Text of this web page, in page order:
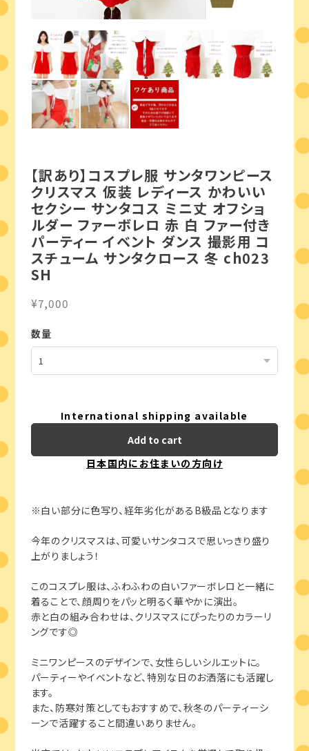
【訳あり】コスプレ服 サンタワンピース
クリスマス 仮装 レディース かわいい
セクシー サンタコス ミニ丈 オフショ
ルダー ファーボレロ 赤 白 ファー付き
パーティー イベント ダンス 撮影用 コ
スチューム サンタクロース 冬 ch023
SH
¥7,000
数量
International shipping available
Add to cart
日本国内にお住まいの方向け
※白い部分に色写り、経年劣化があるB級品となります
今年のクリスマスは、可愛いサンタコスで思いっきり盛り
上がりましょう！
このコスプレ服は、ふわふわの白いファーボレロと一緒に
着ることで、顔周りをパッと明るく華やかに演出。
赤と白の組み合わせは、クリスマスにぴったりのカラーリ
ングです◎
ミニワンピースのデザインで、女性らしいシルエットに。
パーティーやイベントなど、特別な日のお洒落にも活躍し
ます。
また、防寒対策としてもおすすめで、秋冬のパーティーシ
ーンで活躍すること間違いありません。